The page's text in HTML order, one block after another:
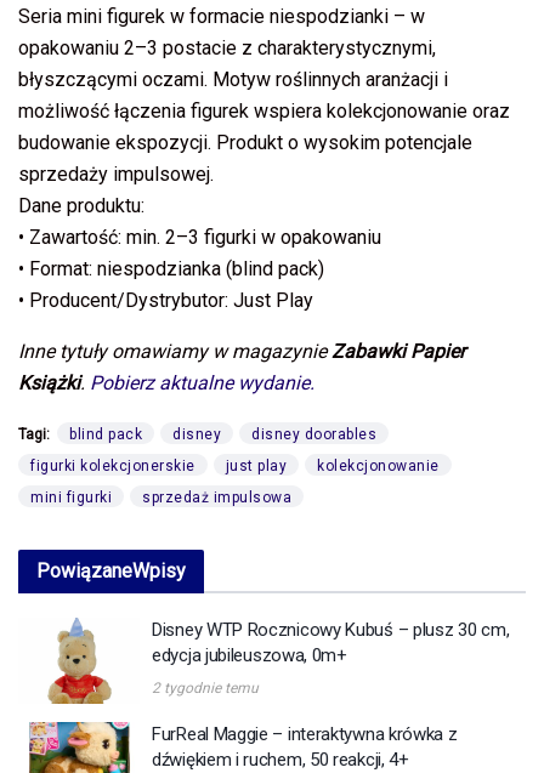
Seria mini figurek w formacie niespodzianki – w
opakowaniu 2–3 postacie z charakterystycznymi,
błyszczącymi oczami. Motyw roślinnych aranżacji i
możliwość łączenia figurek wspiera kolekcjonowanie oraz
budowanie ekspozycji. Produkt o wysokim potencjale
sprzedaży impulsowej.
Dane produktu:
• Zawartość: min. 2–3 figurki w opakowaniu
• Format: niespodzianka (blind pack)
• Producent/Dystrybutor: Just Play
Inne tytuły omawiamy w magazynieZabawki Papier
Książki. Pobierz aktualne wydanie.
Tagi: blind pack disney
disney doorables
figurki kolekcjonerskie
just play
kolekcjonowanie
mini figurki
sprzedaż impulsowa
PowiązaneWpisy
Disney WTP Rocznicowy Kubuś – plusz 30 cm,
edycja jubileuszowa, 0m+
2 tygodnie temu
FurReal Maggie – interaktywna krówka z
dźwiękiem i ruchem, 50 reakcji, 4+